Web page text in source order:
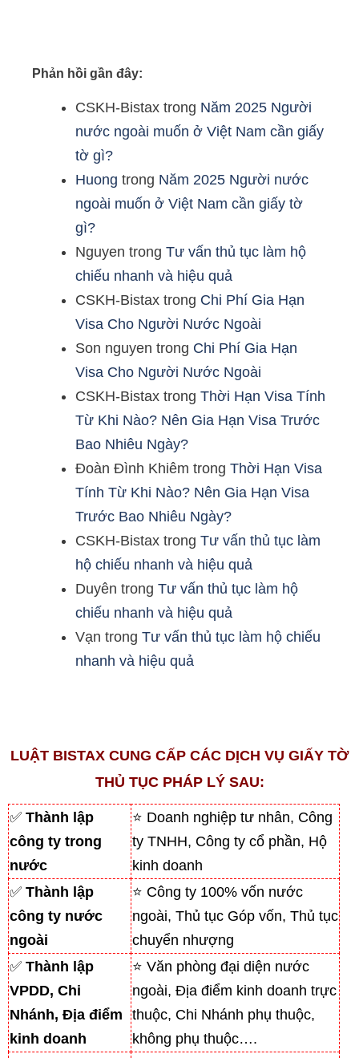
Phản hồi gần đây:
CSKH-Bistax trong Năm 2025 Người
nước ngoài muốn ở Việt Nam cần giấy
tờ gì?
Huong trong Năm 2025 Người nước
ngoài muốn ở Việt Nam cần giấy tờ
gì?
Nguyen trong Tư vấn thủ tục làm hộ
chiếu nhanh và hiệu quả
CSKH-Bistax trong Chi Phí Gia Hạn
Visa Cho Người Nước Ngoài
Son nguyen trong Chi Phí Gia Hạn
Visa Cho Người Nước Ngoài
CSKH-Bistax trong Thời Hạn Visa Tính
Từ Khi Nào? Nên Gia Hạn Visa Trước
Bao Nhiêu Ngày?
Đoàn Đình Khiêm trong Thời Hạn Visa
Tính Từ Khi Nào? Nên Gia Hạn Visa
Trước Bao Nhiêu Ngày?
CSKH-Bistax trong Tư vấn thủ tục làm
hộ chiếu nhanh và hiệu quả
Duyên trong Tư vấn thủ tục làm hộ
chiếu nhanh và hiệu quả
Vạn trong Tư vấn thủ tục làm hộ chiếu
nhanh và hiệu quả
LUẬT BISTAX CUNG CẤP CÁC DỊCH VỤ GIẤY TỜ
THỦ TỤC PHÁP LÝ SAU:
✅ Thành lập
công ty trong
nước
⭐ Doanh nghiệp tư nhân, Công
ty TNHH, Công ty cổ phần, Hộ
kinh doanh
✅ Thành lập
công ty nước
ngoài
⭐ Công ty 100% vốn nước
ngoài, Thủ tục Góp vốn, Thủ tục
chuyển nhượng
✅ Thành lập
VPDD, Chi
Nhánh, Địa điểm
kinh doanh
⭐ Văn phòng đại diện nước
ngoài, Địa điểm kinh doanh trực
thuộc, Chi Nhánh phụ thuộc,
không phụ thuộc….